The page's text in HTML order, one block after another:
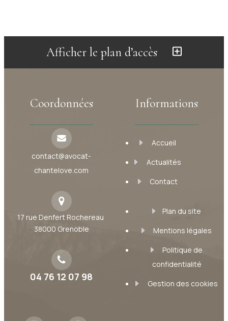
Afficher le plan d’accès
Coordonnées
contact@avocat-
chantelove.com
17 rue Denfert Rochereau
38000 Grenoble
04 76 12 07 98
Informations
Accueil
Actualités
Contact
Plan du site
Mentions légales
Politique de
confidentialité
Gestion des cookies